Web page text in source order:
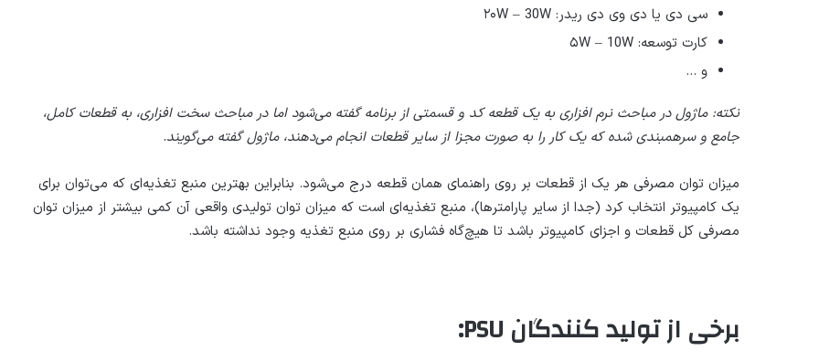
سی دی یا دی وی دی ریدر: ۲۰W – 30W
کارت توسعه: ۵W – 10W
و …
نکته: ماژول در مباحث نرم افزاری به یک قطعه کد و قسمتی از برنامه گفته می‌شود اما در مباحث سخت افزاری، به قطعات کامل،
جامع و سرهمبندی شده که یک کار را به صورت مجزا از سایر قطعات انجام می‌دهند، ماژول گفته می‌گویند.
میزان توان مصرفی هر یک از قطعات بر روی راهنمای همان قطعه درج می‌شود. بنابراین بهترین منبع تغذیه‌ای که می‌توان برای
یک کامپیوتر انتخاب کرد (جدا از سایر پارامترها)، منبع تغذیه‌ای است که میزان توان تولیدی واقعی آن کمی بیشتر از میزان توان
مصرفی کل قطعات و اجزای کامپیوتر باشد تا هیچ‌گاه فشاری بر روی منبع تغذیه وجود نداشته باشد.
برخی از تولید کنندگان PSU: